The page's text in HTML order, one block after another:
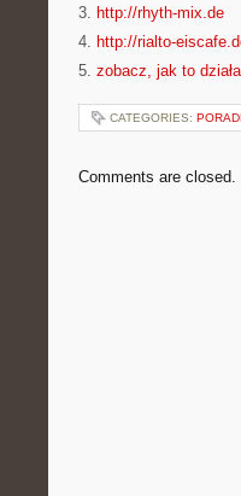
3. http://rhyth-mix.de
4. http://rialto-
5. zobacz, jak to działa
CATEGORIES:
Comments are closed.